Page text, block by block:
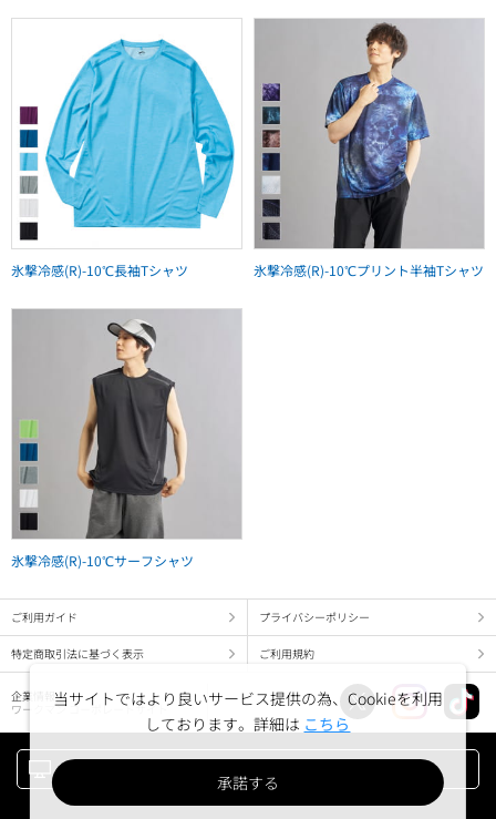
氷撃冷感(R)-10℃長袖Tシャツ 氷撃冷感(R)-10℃プリント半袖Tシャツ
氷撃冷感(R)-10℃サーフシャツ
ご利用ガイド プライバシーポリシー
特定商取引法に基づく表示 ご利用規約
企業情報
ワークマン コーポレートサイト
当サイトではより良いサービス提供の為、Cookieを利用
しております。詳細は こちら
承諾する